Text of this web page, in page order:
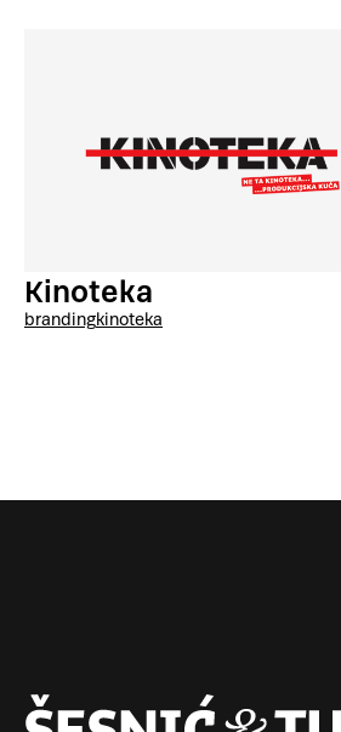
Kinoteka
brandingkinoteka